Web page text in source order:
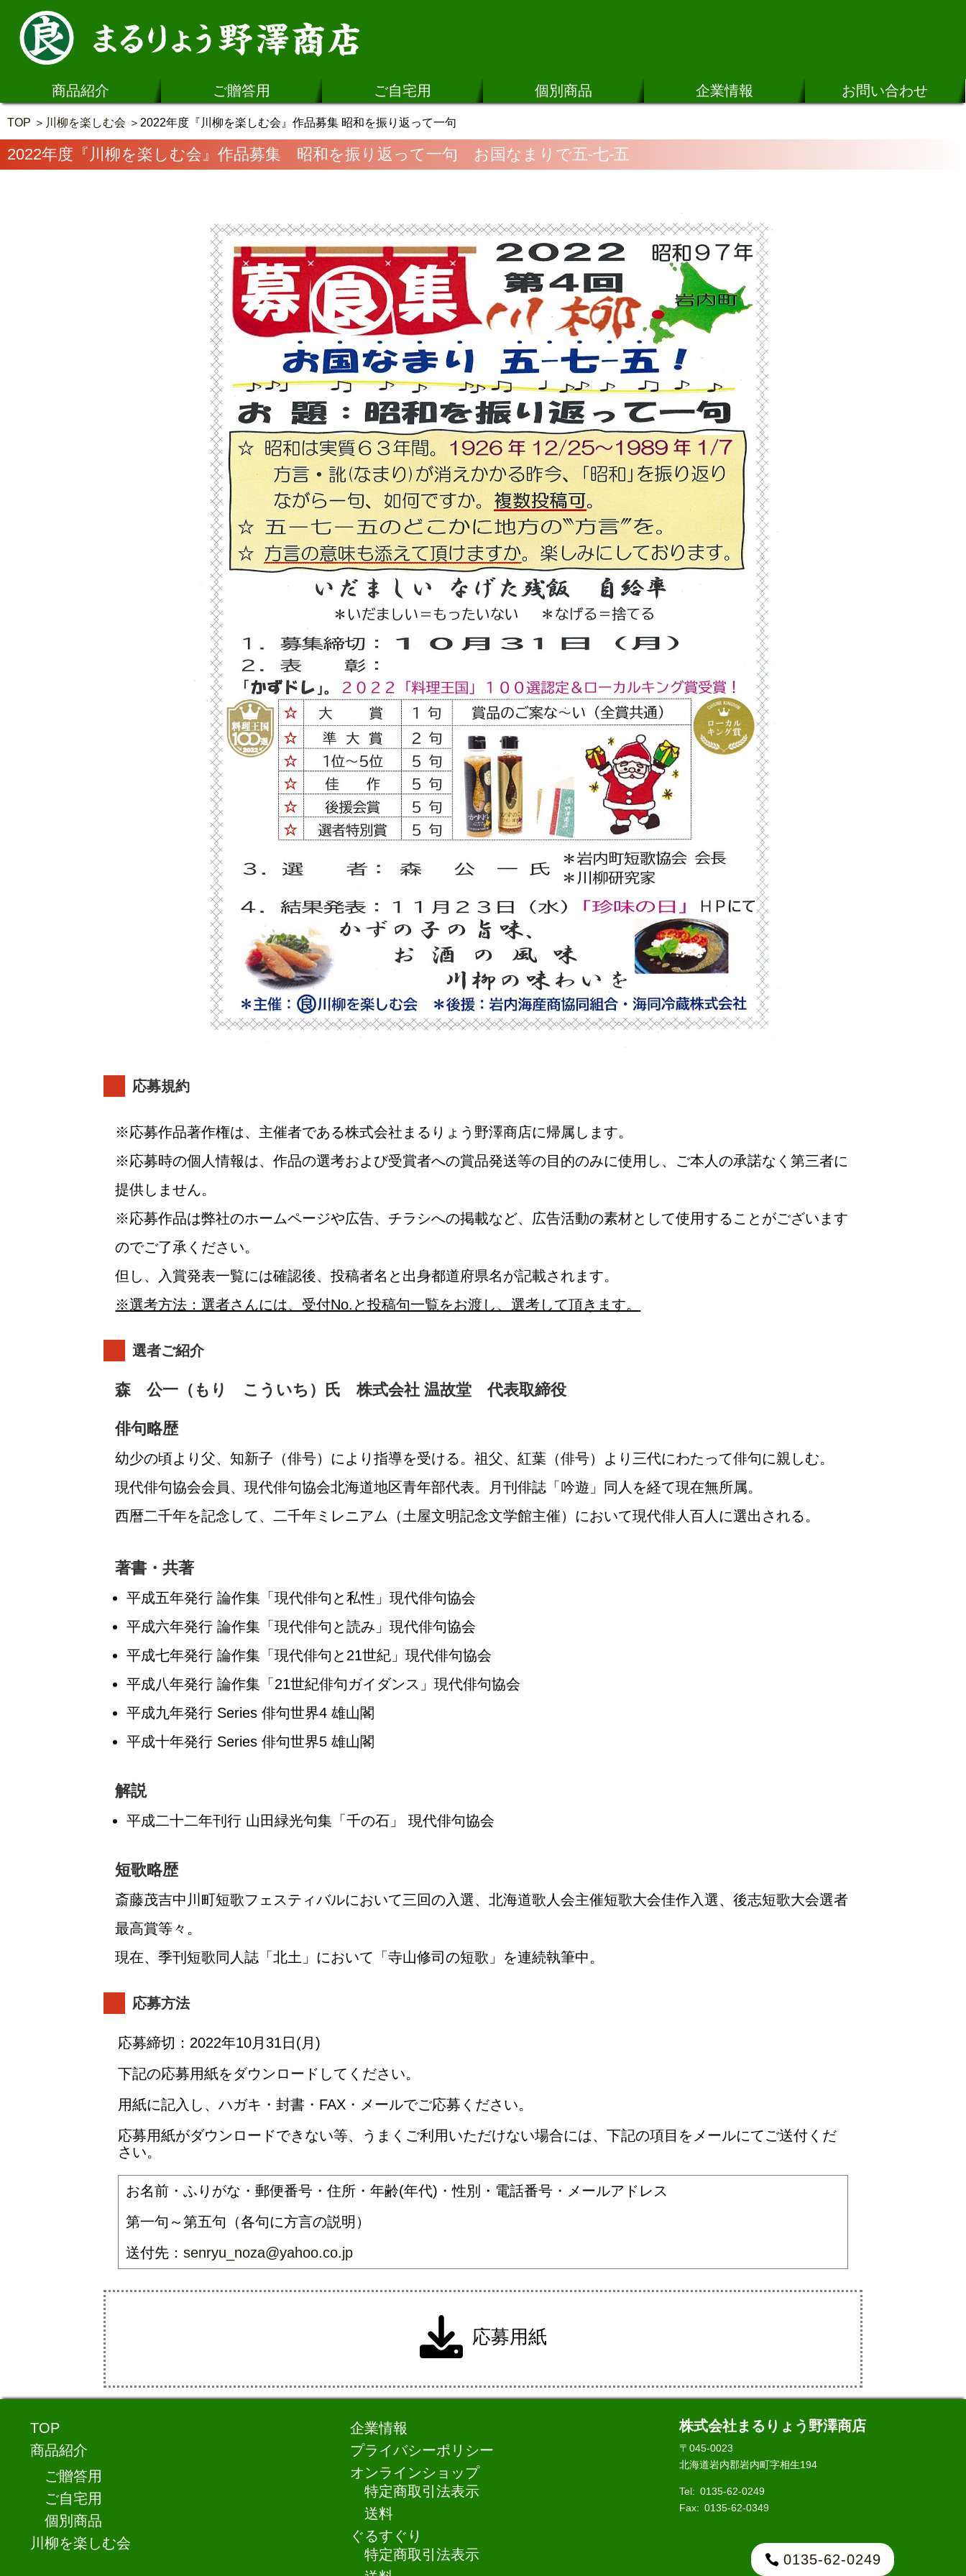
商品紹介 ご贈答用 ご自宅用 個別商品 企業情報 お問い合わせ
TOP 川柳を楽しむ会 2022年度『川柳を楽しむ会』作品募集 昭和を振り返って一句
2022年度『川柳を楽しむ会』作品募集 昭和を振り返って一句 お国なまりで五-七-五
応募規約
応募作品著作権は、主催者である株式会社まるりょう野澤商店に帰属します。
応募時の個人情報は、作品の選考および受賞者への賞品発送等の目的のみに使用し、ご本人の承諾なく第三者に
提供しません。
応募作品は弊社のホームページや広告、チラシへの掲載など、広告活動の素材として使用することがございます
のでご了承ください。
但し、入賞発表一覧には確認後、投稿者名と出身都道府県名が記載されます。
選考方法：選者さんには、受付No.と投稿句一覧をお渡し、選考して頂きます。
選者ご紹介
森 公一（もり こういち）氏 株式会社 温故堂 代表取締役
俳句略歴
幼少の頃より父、知新子（俳号）により指導を受ける。祖父、紅葉（俳号）より三代にわたって俳句に親しむ。
現代俳句協会会員、現代俳句協会北海道地区青年部代表。月刊俳誌「吟遊」同人を経て現在無所属。
西暦二千年を記念して、二千年ミレニアム（土屋文明記念文学館主催）において現代俳人百人に選出される。
著書・共著
平成五年発行 論作集「現代俳句と私性」現代俳句協会
平成六年発行 論作集「現代俳句と読み」現代俳句協会
平成七年発行 論作集「現代俳句と21世紀」現代俳句協会
平成八年発行 論作集「21世紀俳句ガイダンス」現代俳句協会
平成九年発行 Series 俳句世界4 雄山閣
平成十年発行 Series 俳句世界5 雄山閣
解説
平成二十二年刊行 山田緑光句集「千の石」 現代俳句協会
短歌略歴
斎藤茂吉中川町短歌フェスティバルにおいて三回の入選、北海道歌人会主催短歌大会佳作入選、後志短歌大会選者
最高賞等々。
現在、季刊短歌同人誌「北土」において「寺山修司の短歌」を連続執筆中。
応募方法
応募締切：2022年10月31日(月)
下記の応募用紙をダウンロードしてください。
用紙に記入し、ハガキ・封書・FAX・メールでご応募ください。
応募用紙がダウンロードできない等、うまくご利用いただけない場合には、下記の項目をメールにてご送付くだ
さい。
お名前・ふりがな・郵便番号・住所・年齢(年代)・性別・電話番号・メールアドレス
第一句～第五句（各句に方言の説明）
送付先：senryu_noza@yahoo.co.jp
応募用紙
TOP
商品紹介
ご贈答用
ご自宅用
個別商品
川柳を楽しむ会
企業情報
プライバシーポリシー
オンラインショップ
特定商取引法表示
送料
ぐるすぐり
特定商取引法表示
株式会社まるりょう野澤商店
〒045-0023
北海道岩内郡岩内町字相生194
Tel: 0135-62-0249
Fax: 0135-62-0349
0135-62-0249